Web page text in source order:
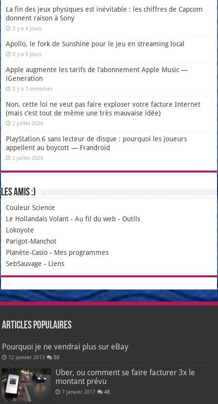
La fin des jeux physiques est inévitable : les chiffres de Capcom
donnent raison à Sony
Il y a 4 jours
Apollo, le fork de Sunshine pour le jeu en streaming local
Il y a 5 jours
Apple augmente les tarifs de l’abonnement Apple Music —
iGeneration
Il y a 3 semaines
Non, cette loi ne veut pas faire exploser votre facture Internet
(mais c’est tout de même une très mauvaise idée)
2 juillet 2026
PlayStation 6 sans lecteur de disque : pourquoi les joueurs
appellent au boycott — Frandroid
2 juillet 2026
Les amis :)
Couleur Science
Le Hollandais Volant -Au fil du web - Outils
Lokoyote
Parigot-Manchot
Planète-Casio - Mes programmes
SebSauvage - Liens
Articles populaires
Pourquoi je ne vendrai plus sur eBay
12 janvier 2013 50
Uber, ou comment se faire facturer 3x le
montant prévu
7 janvier 2017 48